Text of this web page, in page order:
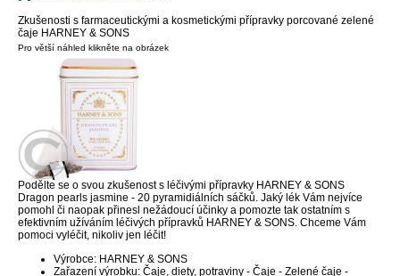
Zkušenosti s farmaceutickými a kosmetickými přípravky porcované zelené
čaje HARNEY & SONS
Pro větší náhled klikněte na obrázek
Podělte se o svou zkušenost s léčivými přípravky HARNEY & SONS
Dragon pearls jasmine - 20 pyramidiálních sáčků. Jaký lék Vám nejvíce
pomohl či naopak přinesl nežádoucí účinky a pomozte tak ostatním s
efektivním užíváním léčivých přípravků HARNEY & SONS. Chceme Vám
pomoci vyléčit, nikoliv jen léčit!
Výrobce: HARNEY & SONS
Zařazení výrobku: Čaje, diety, potraviny - Čaje - Zelené čaje -